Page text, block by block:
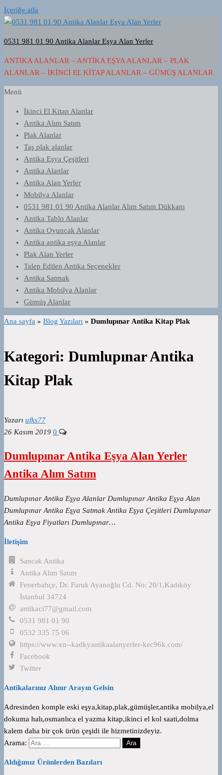
İçeriğe atla
0531 981 01 90 Antika Alanlar Eşya Alan Yerler
ANTIKA ALANLAR – ANTIKA EŞYA ALANLAR – PLAK
ALANLAR – İKINCI EL KITAP ALANLAR – GÜMÜŞ ALANLAR
Menü
İkinci El Kitap Alanlar
Antika Alım Satım
Plak Alanlar
Taş plak alanlar
Antika Eşya Çeşitleri
Antika Alanlar
Antika Alan Yerler
Mobilya Alanlar
0531 981 01 90 Antika Alanlar Alım Satım Dükkanı
Antika Tablo Alanlar
Antika Oyuncak Alanlar
Antika antika eşya Alanlar
Plak Alan Yerler
Talep Edilen Antika Seçenekler
Antika Satmak
Antika Mobilya Alanlar
Gümüş Alanlar
Ana sayfa » Blog Yazıları » Dumlupınar Antika Kitap Plak
Kategori: Dumlupınar Antika
Kitap Plak
Yazarı ufks77
26 Kasım 2019 0
Dumlupınar Antika Eşya Alan Yerler
Antika Alım Satım
Dumlupınar Antika Eşya Alanlar Dumlupınar Antika Eşya Alan
Dumlupınar Antika Eşya Satmak Antika Eşya Çeşitleri Dumlupınar
Antika Eşya Fiyatları Dumlupınar…
İletişim
Sancak Antika
Antika Alım Satım
Fenerbahçe, Dr. Faruk Ayanoğlu Cd. No: 20/1,Kadıköy
İstanbul 34724
antikaci77@gmail.com
0531 981 01 90
0532 335 75 06
https://www.xn--kadkyantikaalanyerler-kec96k.com/
Facebook
Twitter
Antikalarınız Alınır Arayın Gelsin
Adresinden komple eski eşya,kitap,plak,gümüşler,antika mobilya,el
dokuma halı,osmanlıca el yazma kitap,ikinci el kol saati,dolma
kalem daha bir çok ürün çeşidi ile hizmetinizdeyiz.
Arama:
Aldığımız Ürünlerden Bazıları